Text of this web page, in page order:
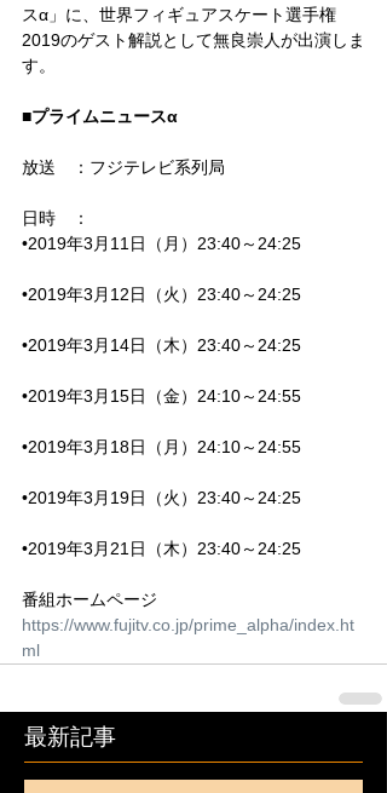
スα」に、世界フィギュアスケート選手権
2019のゲスト解説として無良崇人が出演しま
す。
■プライムニュースα
放送　：フジテレビ系列局
日時　：
•2019年3月11日（月）23:40～24:25
•2019年3月12日（火）23:40～24:25
•2019年3月14日（木）23:40～24:25
•2019年3月15日（金）24:10～24:55
•2019年3月18日（月）24:10～24:55
•2019年3月19日（火）23:40～24:25
•2019年3月21日（木）23:40～24:25
番組ホームページ
https://www.fujitv.co.jp/prime_alpha/index.ht
ml
最新記事